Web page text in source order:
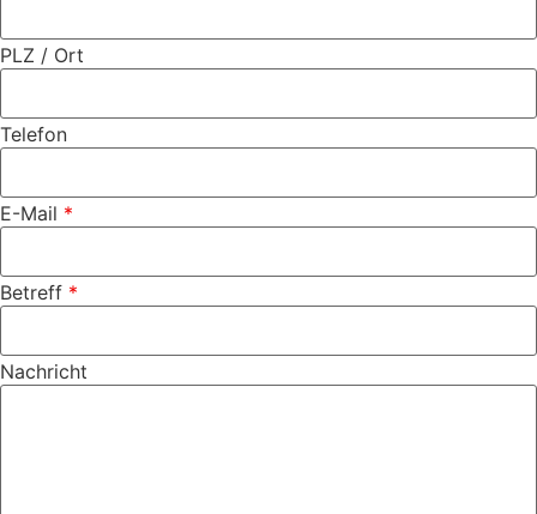
PLZ / Ort
Telefon
E-Mail *
Betreff *
Nachricht